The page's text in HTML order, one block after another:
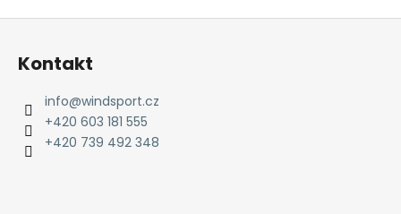
Z
Kontakt
info@windsport.cz
+420 603 181 555
+420 739 492 348